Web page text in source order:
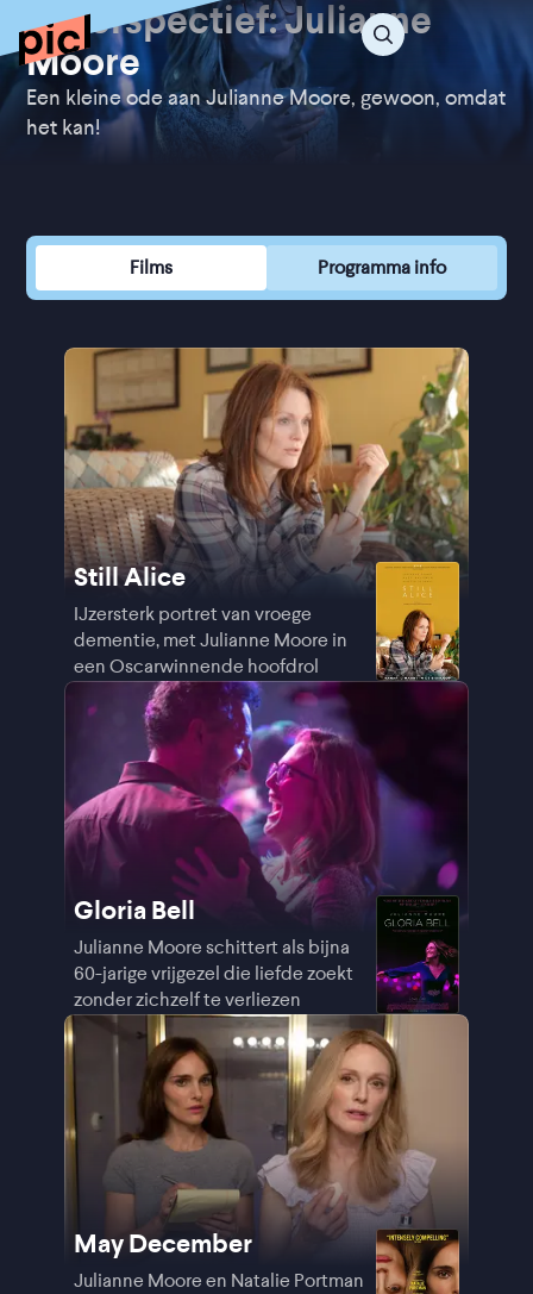
In perspectief: Julianne
Moore
Een kleine ode aan Julianne Moore, gewoon, omdat
het kan!
Films Programma info
Still Alice
IJzersterk portret van vroege
dementie, met Julianne Moore in
een Oscarwinnende hoofdrol
Gloria Bell
Julianne Moore schittert als bijna
60-jarige vrijgezel die liefde zoekt
zonder zichzelf te verliezen
May December
Julianne Moore en Natalie Portman